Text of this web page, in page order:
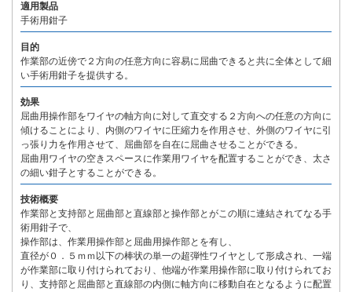
適用製品
手術用鉗子
目的
作業部の近傍で２方向の任意方向に容易に屈曲できると共に全体として細
い手術用鉗子を提供する。
効果
屈曲用操作部をワイヤの軸方向に対して直交する２方向への任意の方向に
傾けることにより、内側のワイヤに圧縮力を作用させ、外側のワイヤに引
っ張り力を作用させて、屈曲部を自在に屈曲させることができる。
屈曲用ワイヤの空きスペースに作業用ワイヤを配置することができ、太さ
の細い鉗子とすることができる。
技術概要
作業部と支持部と屈曲部と直線部と操作部とがこの順に連結されてなる手
術用鉗子で、
操作部は、作業用操作部と屈曲用操作部とを有し、
直径が０．５ｍｍ以下の棒状の単一の超弾性ワイヤとして形成され、一端
が作業部に取り付けられており、他端が作業用操作部に取り付けられてお
り、支持部と屈曲部と直線部の内側に軸方向に移動自在となるように配置